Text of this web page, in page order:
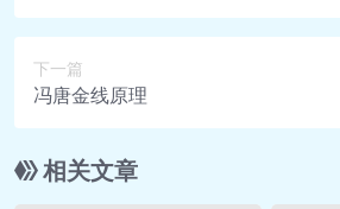
达不到正确这最后一个是u，
这个并场白里，我想授各位交
下一篇
冯唐金线原理
相关文章